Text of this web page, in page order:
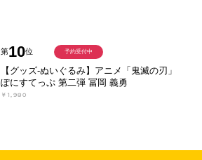
第10位
【グッズ-ぬいぐるみ】アニメ「鬼滅の刃」
ぽにすてっぷ 第二弾 冨岡 義勇
￥1,980
予約受付中